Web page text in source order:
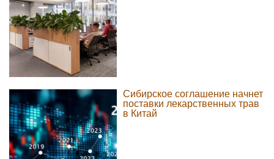
Сибирское соглашение начнет
поставки лекарственных трав
в Китай